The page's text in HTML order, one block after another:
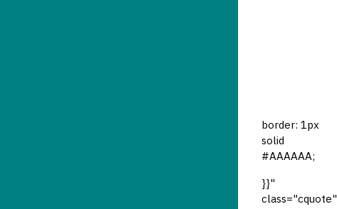
border: 1px
solid
#AAAAAA;
}}"
class="cquote"